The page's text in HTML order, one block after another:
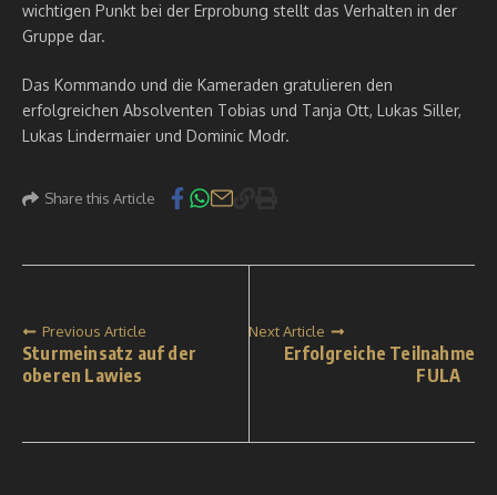
wichtigen Punkt bei der Erprobung stellt das Verhalten in der
Gruppe dar.
Das Kommando und die Kameraden gratulieren den
erfolgreichen Absolventen Tobias und Tanja Ott, Lukas Siller,
Lukas Lindermaier und Dominic Modr.
Share this Article
Previous Article
Sturmeinsatz auf der
oberen Lawies
Next Article
Erfolgreiche Teilnahme
FULA